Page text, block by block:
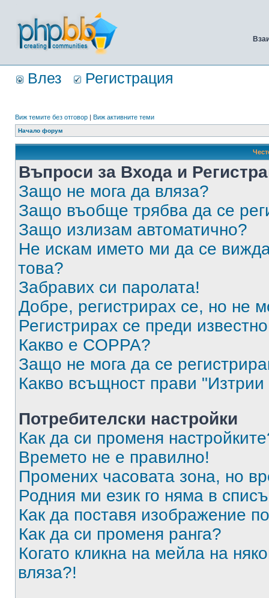
Влез Регистрация
Виж темите без отговор | Виж активните теми
Начало форум
Въпроси за Входа и
Защо не мога да вляза?
Защо въобще трябва да се
Защо излизам автоматично?
Не искам името ми да се
това?
Забравих си паролата!
Добре, регистрирах се, но не
Регистрирах се преди
Какво е COPPA?
Защо не мога да се
Какво всъщност прави "Изтрии
Потребителски настройки
Как да си променя
Времето не е правилно!
Промених часовата зона, но
Родния ми език го няма в
Как да поставя изображение
Как да си променя ранга?
Когато кликна на мейла на
вляза?!